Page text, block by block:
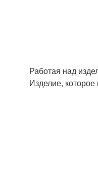
Работая над
Изделие,